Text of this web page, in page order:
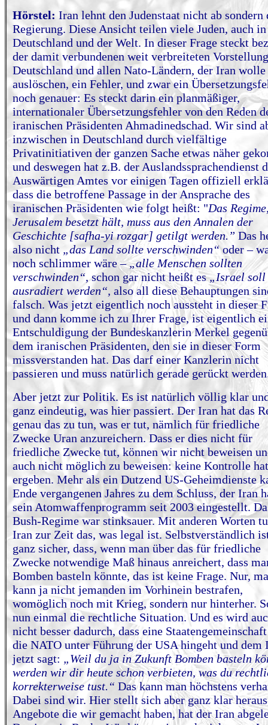
Hörstel: Iran lehnt den Judenstaat nicht ab sondern
Regierung. Diese Ansicht teilen viele Juden, auch in
Deutschland und der Welt. In dieser Frage steckt
der damit verbundenen weit verbreiteten
Deutschland und allen Nato-Ländern, der Iran
auslöschen, ein Fehler, und zwar ein
noch genauer: Es steckt darin ein planmäßiger,
internationaler Übersetzungsfehler von den Reden
iranischen Präsidenten Ahmadinedschad. Wir sind
inzwischen in Deutschland durch vielfältige
Privatinitiativen der ganzen Sache etwas näher
und deswegen hat z.B. der Auslandssprachendienst
Auswärtigen Amtes vor einigen Tagen offiziell
dass die betroffene Passage in der Ansprache des
iranischen Präsidenten wie folgt heißt: "Das
Jerusalem besetzt hält, muss aus den Annalen der
Geschichte [safha-yi rozgar] getilgt werden.” Das
also nicht „das Land sollte verschwinden“oder –
noch schlimmer wäre –„alle Menschen sollten
verschwinden“, schon gar nicht heißt es„Israel soll
ausradiert werden“, also all diese Behauptungen
falsch. Was jetzt eigentlich noch aussteht in dieser
und dann komme ich zu Ihrer Frage, ist eigentlich
Entschuldigung der Bundeskanzlerin Merkel
dem iranischen Präsidenten, den sie in dieser Form
missverstanden hat. Das darf einer Kanzlerin nicht
passieren und muss natürlich gerade gerückt
Aber jetzt zur Politik. Es ist natürlich völlig klar
ganz eindeutig, was hier passiert. Der Iran hat das
genau das zu tun, was er tut, nämlich für friedliche
Zwecke Uran anzureichern. Dass er dies nicht für
friedliche Zwecke tut, können wir nicht beweisen
auch nicht möglich zu beweisen: keine Kontrolle
ergeben. Mehr als ein Dutzend US-Geheimdienste
Ende vergangenen Jahres zu dem Schluss, der Iran
sein Atomwaffenprogramm seit 2003 eingestellt.
Bush-Regime war stinksauer. Mit anderen Worten
Iran zur Zeit das, was legal ist. Selbstverständlich
ganz sicher, dass, wenn man über das für friedliche
Zwecke notwendige Maß hinaus anreichert, dass
Bomben basteln könnte, das ist keine Frage. Nur,
kann ja nicht jemanden im Vorhinein bestrafen,
womöglich noch mit Krieg, sondern nur hinterher.
nun einmal die rechtliche Situation. Und es wird
nicht besser dadurch, dass eine
die NATO unter Führung der USA hingeht und dem
jetzt sagt: „Weil du ja in Zukunft Bomben basteln
werden wir dir heute schon verbieten, was du
korrekterweise tust.“ Das kann man höchstens
Dabei sind wir. Hier stellt sich aber ganz klar
Angebote die wir gemacht haben, hat der Iran